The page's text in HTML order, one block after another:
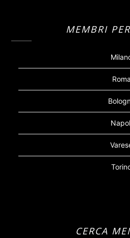
MEMBRI
Roma
CERCA